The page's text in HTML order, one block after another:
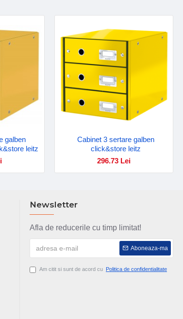
galben
leitz
Cabinet 3 sertare galben
click&store leitz
296.73 Lei
Newsletter
Afla de reducerile cu timp limitat!
Aboneaza-ma
Am citit si sunt de acord cu Politica de confidentialitate